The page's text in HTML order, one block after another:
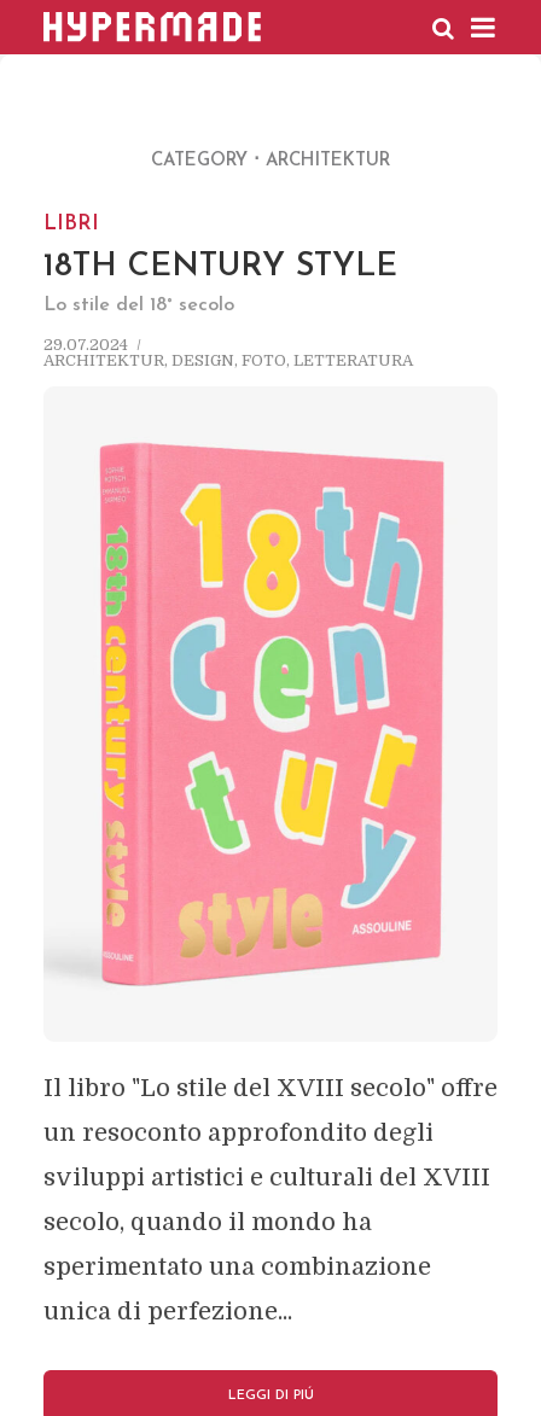
HYPERMADE
CATEGORY ARCHITEKTUR
LIBRI
18TH CENTURY STYLE
Lo stile del 18° secolo
29.07.2024
ARCHITEKTUR, DESIGN, FOTO, LETTERATURA
Il libro "Lo stile del XVIII secolo" offre
un resoconto approfondito degli
sviluppi artistici e culturali del XVIII
secolo, quando il mondo ha
sperimentato una combinazione
unica di perfezione...
LEGGI DI PIÚ